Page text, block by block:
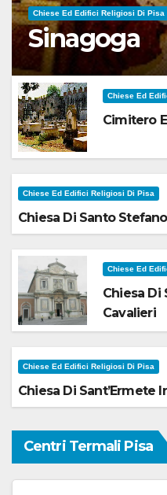
Chiese Ed Edifici Religiosi Di Pisa
Sinagoga
Chiese Ed
Cimitero
Chiese Ed Edifici Religiosi Di Pisa
Chiesa Di Santo
Chiese Ed
Chiesa Di
Cavalieri
Chiese Ed Edifici Religiosi Di Pisa
Chiesa Di Sant’Ermete
Centri Termali Pisa